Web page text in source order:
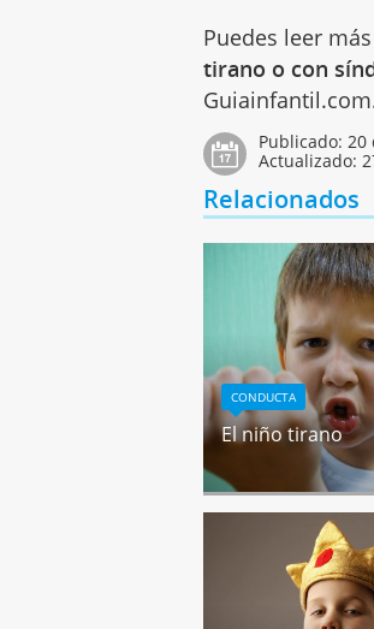
Puedes leer
tirano o con
Publicado: 20
Actualizado:
Relacionados
CONDUCTA
El niño tirano